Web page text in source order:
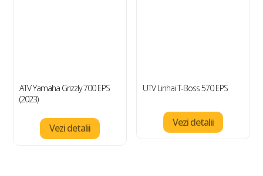
ATV Yamaha Grizzly 700 EPS
(2023)
Vezi detalii
UTV Linhai T-Boss 570 EPS
Vezi detalii